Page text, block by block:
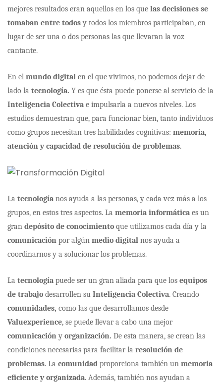
mejores resultados eran aquellos en los que las decisiones se
tomaban entre todosy todos los miembros participaban, en
lugar de ser una o dos personas las que llevaran la voz
cantante.
En el mundo digital en el que vivimos, no podemos dejar de
lado la tecnología. Y es que ésta puede ponerse al servicio de la
Inteligencia Colectiva e impulsarla a nuevos niveles. Los
estudios demuestran que, para funcionar bien, tanto individuos
como grupos necesitan tres habilidades cognitivas: memoria,
atención y capacidad de resolución de problemas.
La tecnología nos ayuda a las personas, y cada vez más a los
grupos, en estos tres aspectos. La memoria informática es un
gran depósito de conocimiento que utilizamos cada día y la
comunicación por algún medio digital nos ayuda a
coordinarnos y a solucionar los problemas.
La tecnología puede ser un gran aliada para que los equipos
de trabajo desarrollen su Inteligencia Colectiva. Creando
comunidades, como las que desarrollamos desde
Valuexperience, se puede llevar a cabo una mejor
comunicacióny organización. De esta manera, se crean las
condiciones necesarias para facilitar la resolución de
problemas. La comunidad proporciona también un memoria
eficiente y organizada. Además, también nos ayudan a